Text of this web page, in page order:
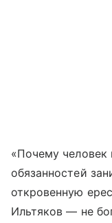
«Почему человек
обязанностей
откровенную
Ильтяков — не